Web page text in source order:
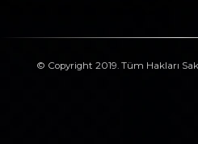
© Copyright 2019. Tüm Hakları